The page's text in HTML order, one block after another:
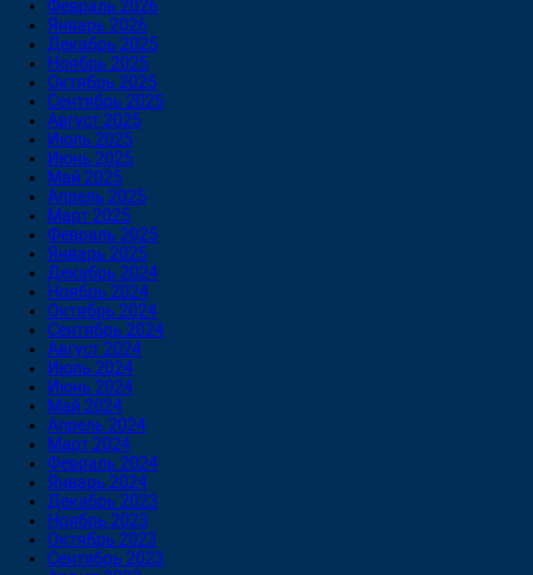
Февраль 2026
Январь 2026
Декабрь 2025
Ноябрь 2025
Октябрь 2025
Сентябрь 2025
Август 2025
Июль 2025
Июнь 2025
Май 2025
Апрель 2025
Март 2025
Февраль 2025
Январь 2025
Декабрь 2024
Ноябрь 2024
Октябрь 2024
Сентябрь 2024
Август 2024
Июль 2024
Июнь 2024
Май 2024
Апрель 2024
Март 2024
Февраль 2024
Январь 2024
Декабрь 2023
Ноябрь 2023
Октябрь 2023
Сентябрь 2023